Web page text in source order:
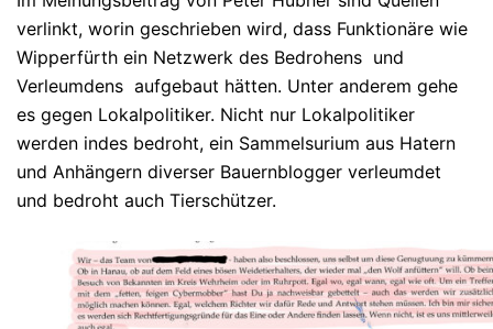
verlinkt, worin geschrieben wird, dass Funktionäre wie
Wipperfürth ein Netzwerk des Bedrohens und
Verleumdens aufgebaut hätten. Unter anderem gehe
es gegen Lokalpolitiker. Nicht nur Lokalpolitiker
werden indes bedroht, ein Sammelsurium aus Hatern
und Anhängern diverser Bauernblogger verleumdet
und bedroht auch Tierschützer.